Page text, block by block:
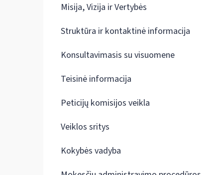
Misija, Vizija ir Vertybės
Struktūra ir kontaktinė informacija
Konsultavimasis su visuomene
Teisinė informacija
Peticijų komisijos veikla
Veiklos sritys
Kokybės vadyba